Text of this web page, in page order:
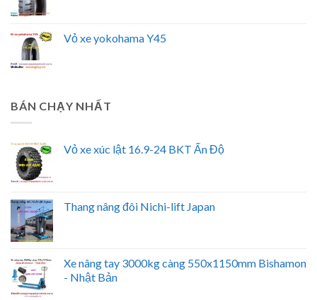
Vỏ xe yokohama Y45
BÁN CHẠY NHẤT
Vỏ xe xúc lật 16.9-24 BKT Ấn Độ
Thang nâng đôi Nichi-lift Japan
Xe nâng tay 3000kg càng 550x1150mm Bishamon
- Nhật Bản